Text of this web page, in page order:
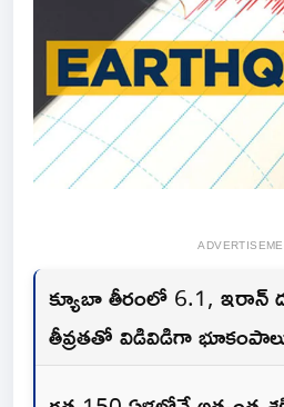
క్యూబా తీరంలో 6.1, ఇరాన్
తీవ్రతతో విడివిడిగా